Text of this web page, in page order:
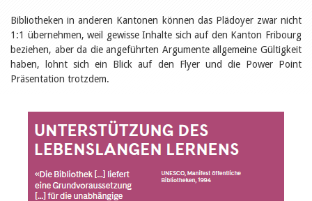
Bibliothek und Schule
Bibliotheksförderung
Zielpublikum Kinder und
Jugendliche
Einmalige Beiträge
Bibliotheksangebote
Rezensionen
Schweizer Literatur
Alle Tags
Autoren
Julie Greub
Bibliotheken in anderen Kantonen können das Plädoyer zwar nicht
1:1 übernehmen, weil gewisse Inhalte sich auf den Kanton Fribourg
beziehen, aber da die angeführten Argumente allgemeine Gültigkeit
haben, lohnt sich ein Blick auf den Flyer und die Power Point
Präsentation trotzdem.